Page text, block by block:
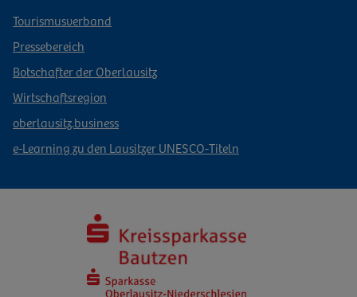
Tourismusverband
Pressebereich
Botschafter der Oberlausitz
Wirtschaftsregion
oberlausitz.business
e-Learning zu den Lausitzer UNESCO-Titeln